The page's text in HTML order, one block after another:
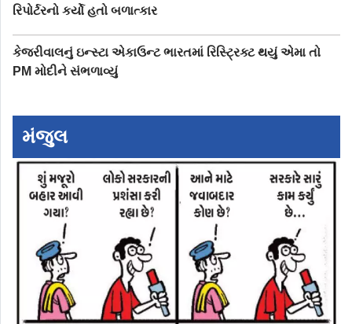
રિપોર્ટરનો કર્યો હતો બળાત્કાર
કેજરીવાલનું ઇન્સ્ટા એકાઉન્ટ ભારતમાં રિસ્ટ્રિક્ટ થયું એમા તો
PM મોદીને સંભળાવ્યું
મંજુલ